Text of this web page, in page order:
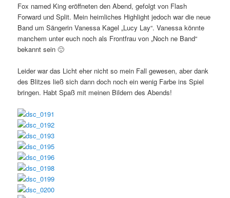
Fox named King eröffneten den Abend, gefolgt von Flash
Forward und Split. Mein heimliches Highlight jedoch war die neue
Band um Sängerin Vanessa Kagel „Lucy Lay“. Vanessa könnte
manchem unter euch noch als Frontfrau von „Noch ne Band“
bekannt sein 🙂
Leider war das Licht eher nicht so mein Fall gewesen, aber dank
des Blitzes ließ sich dann doch noch ein wenig Farbe ins Spiel
bringen. Habt Spaß mit meinen Bildern des Abends!